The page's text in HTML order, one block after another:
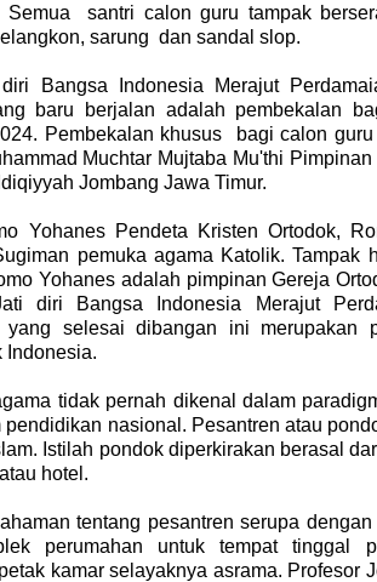
Semua santri calon guru tampak
sarung dan sandal slop.
Bangsa Indonesia Merajut
baru berjalan adalah pembekalan
Pembekalan khusus bagi calon
Muchtar Mujtaba Mu'thi Pimpinan
Jombang Jawa Timur.
Yohanes Pendeta Kristen Ortodok,
pemuka agama Katolik. Tampak
Yohanes adalah pimpinan Gereja
diri Bangsa Indonesia Merajut
selesai dibangan ini merupakan
Indonesia.
tidak pernah dikenal dalam
pendidikan nasional. Pesantren atau
Istilah pondok diperkirakan berasal
hotel.
tentang pesantren serupa
perumahan untuk tempat tinggal
kamar selayaknya asrama. Profesor